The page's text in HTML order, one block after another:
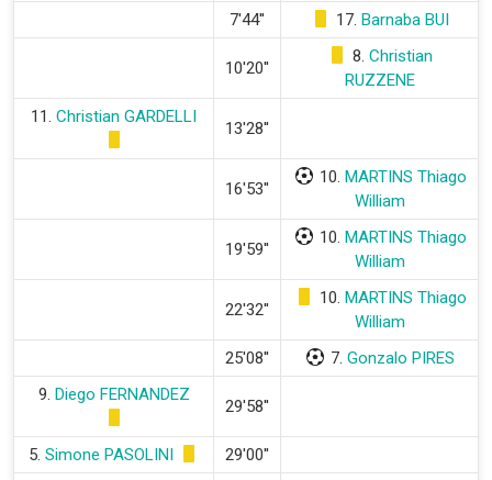
7'44'' 17. Barnaba BUI
10'20''
8. Christian
RUZZENE
11. Christian GARDELLI
13'28''
16'53''
10. MARTINS Thiago
William
19'59''
10. MARTINS Thiago
William
22'32''
10. MARTINS Thiago
William
25'08''
7. Gonzalo PIRES
9. Diego FERNANDEZ
29'58''
5. Simone PASOLINI
29'00''